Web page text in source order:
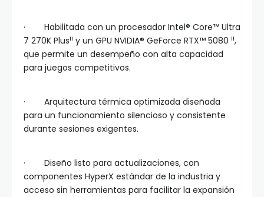
· Habilitada con un procesador Intel® Core™ Ultra
7 270K Plusii y un GPU NVIDIA® GeForce RTX™ 5080 ii,
que permite un desempeño con alta capacidad
para juegos competitivos.
· Arquitectura térmica optimizada diseñada
para un funcionamiento silencioso y consistente
durante sesiones exigentes.
· Diseño listo para actualizaciones, con
componentes HyperX estándar de la industria y
acceso sin herramientas para facilitar la expansión